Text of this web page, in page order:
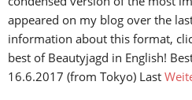
appeared on my blog over the
information about this format,
best of Beautyjagd in English!
16.6.2017 (from Tokyo) Last